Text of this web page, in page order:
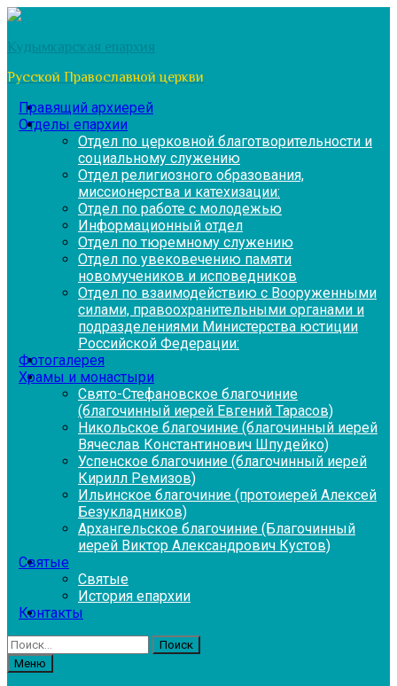
Перейти
содержимому
Кудымкарская епархия
Русской Православной церкви
Правящий архиерей
Отделы епархии
Отдел по церковной благотворительности и
социальному служению
Отдел религиозного образования,
миссионерства и катехизации:
Отдел по работе с молодежью
Информационный отдел
Отдел по тюремному служению
Отдел по увековечению памяти
новомучеников и исповедников
Отдел по взаимодействию с Вооруженными
силами, правоохранительными органами и
подразделениями Министерства юстиции
Российской Федерации:
Фотогалерея
Храмы и монастыри
Свято-Стефановское благочиние
(благочинный иерей Евгений Тарасов)
Никольское благочиние (благочинный иерей
Вячеслав Константинович Шпудейко)
Успенское благочиние (благочинный иерей
Кирилл Ремизов)
Ильинское благочиние (протоиерей Алексей
Безукладников)
Архангельское благочиние (Благочинный
иерей Виктор Александрович Кустов)
Святые
Святые
История епархии
Контакты
Найти:
Меню